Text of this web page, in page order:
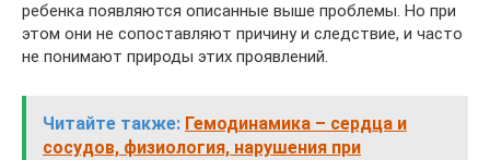
ребенка появляются описанные выше проблемы. Но при
этом они не сопоставляют причину и следствие, и часто
не понимают природы этих проявлений.
Читайте также: Гемодинамика – сердца и
сосудов, физиология, нарушения при